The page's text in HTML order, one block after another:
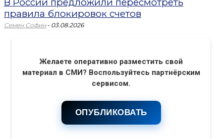
правила блокировок счетов
Семен Софин - 03.08.2026
Желаете оперативно разместить свой
материал в СМИ? Воспользуйтесь партнёрским
сервисом.
ОПУБЛИКОВАТЬ